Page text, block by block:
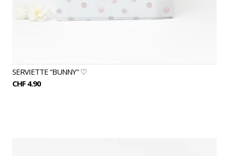
SERVIETTE "BUNNY" ♡
CHF 4.90